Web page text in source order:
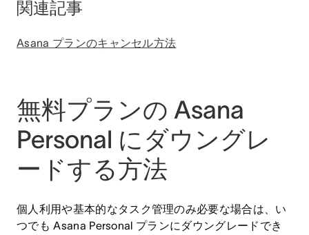
関連記事
Asana プランのキャンセル方法
無料プランの Asana
Personal にダウングレ
ードする方法
個人利用や基本的なタスク管理のみ必要な場合は、い
つでも Asana Personal プランにダウングレードでき